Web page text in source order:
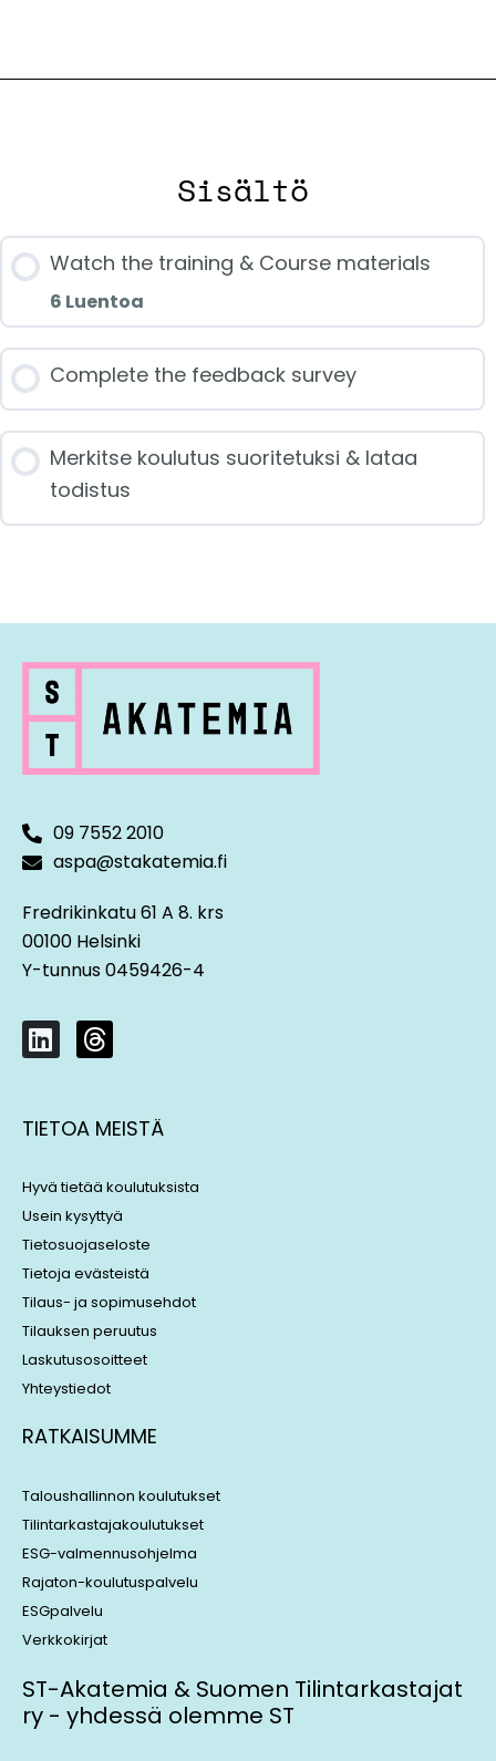
Sisältö
Watch the training & Course materials
6 Luentoa
Jakson sisältö
0/6 luennoista
Introduction to IFRS financial statements
Revenue from contracts with customers
(IFRS 15)
Consolidated financial statements
Financial Instruments and income taxes
Complete the feedback survey
Merkitse koulutus suoritetuksi & lataa
todistus
09 7552 2010
aspa@stakatemia.fi
Fredrikinkatu 61 A 8. krs
00100 Helsinki
Y-tunnus 0459426-4
L
i
k
e
i
n
T
h
e
a
s
TIETOA MEISTÄ
Hyvä tietää koulutuksista
Usein kysyttyä
Tietosuojaseloste
Tietoja evästeistä
Tilaus- ja sopimusehdot
Tilauksen peruutus
Laskutusosoitteet
Yhteystiedot
RATKAISUMME
Taloushallinnon koulutukset
Tilintarkastajakoulutukset
ESG-valmennusohjelma
Rajaton-koulutuspalvelu
ESGpalvelu
Verkkokirjat
ST-Akatemia & Suomen Tilintarkastajat
ry - yhdessä olemme ST